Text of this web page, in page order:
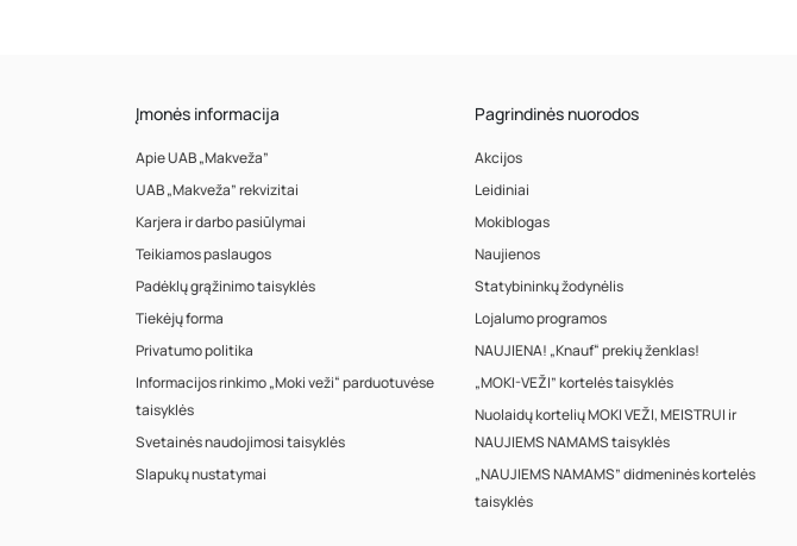
Įmonės informacija
Apie UAB „Makveža”
UAB „Makveža” rekvizitai
Karjera ir darbo pasiūlymai
Teikiamos paslaugos
Padėklų grąžinimo taisyklės
Tiekėjų forma
Privatumo politika
Informacijos rinkimo „Moki veži“ parduotuvėse
taisyklės
Svetainės naudojimosi taisyklės
Slapukų nustatymai
Pagrindinės nuorodos
Akcijos
Leidiniai
Mokiblogas
Naujienos
Statybininkų žodynėlis
Lojalumo programos
NAUJIENA! „Knauf“ prekių ženklas!
„MOKI-VEŽI” kortelės taisyklės
Nuolaidų kortelių MOKI VEŽI, MEISTRUI ir
NAUJIEMS NAMAMS taisyklės
„NAUJIEMS NAMAMS” didmeninės kortelės
taisyklės